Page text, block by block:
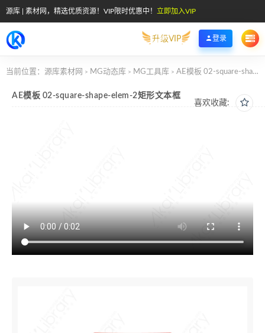
源库 | 素材网，精选优质资源！VIP限时优惠中！ 立即加入VIP
升级VIP 登录
当前位置： 源库素材网 > MG动态库 > MG工具库 > AE模板 02-square-shape-elem-2矩形文本框
喜欢收藏:
AE模板 02-square-shape-elem-2矩形文本框